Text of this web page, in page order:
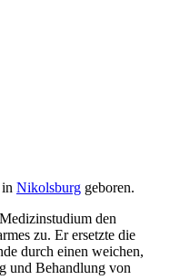
Nikolsburg geboren.
den
zu. Er ersetzte die
durch einen weichen,
und Behandlung von